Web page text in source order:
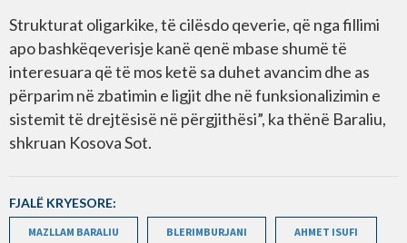
Strukturat oligarkike, të cilësdo qeverie, që nga fillimi
apo bashkëqeverisje kanë qenë mbase shumë të
interesuara që të mos ketë sa duhet avancim dhe as
përparim në zbatimin e ligjit dhe në funksionalizimin e
sistemit të drejtësisë në përgjithësi”, ka thënë Baraliu,
shkruan Kosova Sot.
FJALË KRYESORE:
MAZLLAM BARALIU BLERIMBURJANI AHMET ISUFI